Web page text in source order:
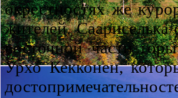
окрестностях же
жителей. Саариселька
восточной части
Урхо Кекконен,